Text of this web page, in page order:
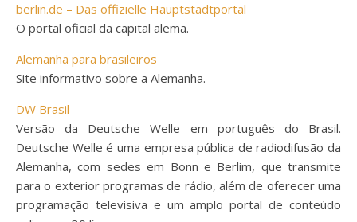
berlin.de – Das offizielle Hauptstadtportal
O portal oficial da capital alemã.
Alemanha para brasileiros
Site informativo sobre a Alemanha.
DW Brasil
Versão da Deutsche Welle em português do Brasil.
Deutsche Welle é uma empresa pública de radiodifusão da
Alemanha, com sedes em Bonn e Berlim, que transmite
para o exterior programas de rádio, além de oferecer uma
programação televisiva e um amplo portal de conteúdo